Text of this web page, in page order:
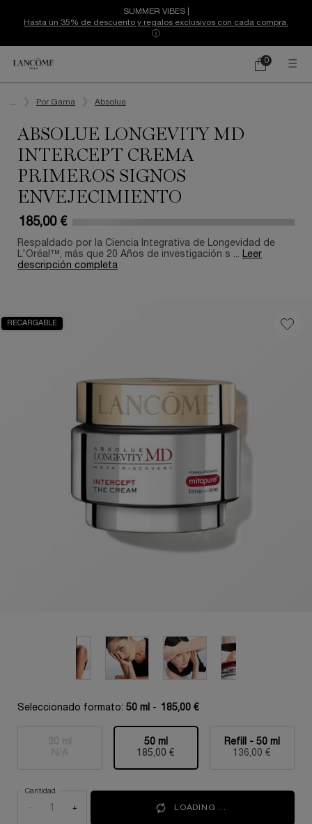
SUMMER VIBES |
Hasta un 35% de descuento y regalos exclusivos con cada compra.
ⓘ
Mi
0
0 producto
Por Gama Absolue
ABSOLUE LONGEVITY MD
INTERCEPT CREMA
PRIMEROS SIGNOS
ENVEJECIMIENTO
185,00 €
Respaldado por la Ciencia Integrativa de Longevidad de
L'Oréal™, más que 20 Años de investigación s ... Leer
descripción completa
RECARGABLE
Seleccionado formato: 50 ml - 185,00 €
Esta variante del producto está agotada, {0}
Selecionado
50 ml
185,00 €
, 2 of 3 Selecionado
Refill - 50 ml
136,00 €
, 3 of 3
Cantidad
+ LOADING ...